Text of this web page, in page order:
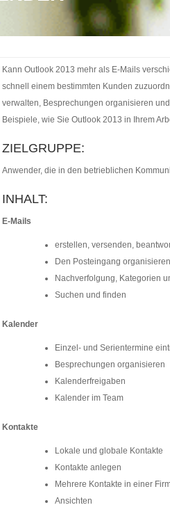
Kann Outlook 2013 mehr als E-Mails
schnell einem bestimmten Kunden
verwalten, Besprechungen organisieren
Beispiele, wie Sie Outlook 2013 in Ihrem
ZIELGRUPPE:
Anwender, die in den betrieblichen
INHALT:
E-Mails
erstellen, versenden,
Den Posteingang
Nachverfolgung, Kategorien
Suchen und finden
Kalender
Einzel- und Serientermine
Besprechungen organisieren
Kalenderfreigaben
Kalender im Team
Kontakte
Lokale und globale Kontakte
Kontakte anlegen
Mehrere Kontakte in einer
Ansichten